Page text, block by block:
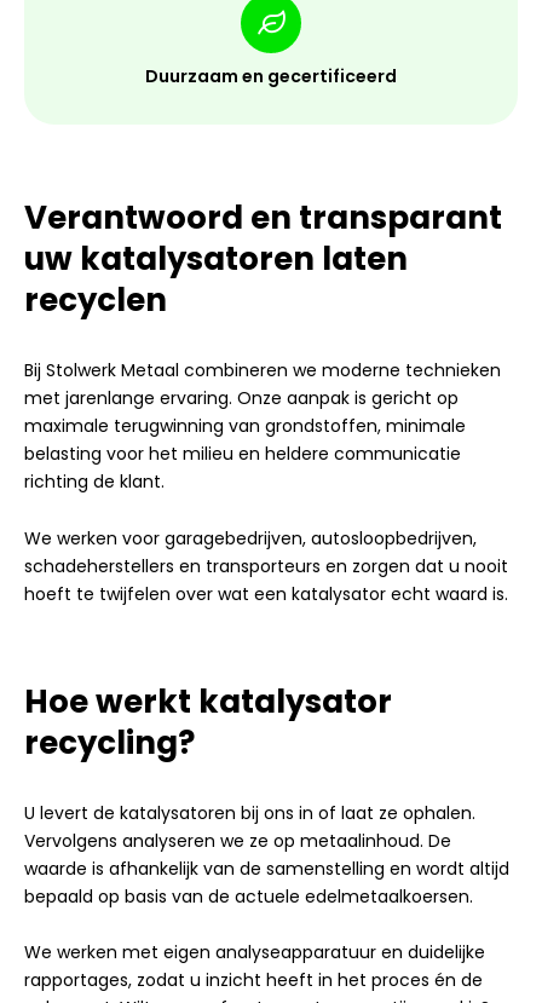
Duurzaam en gecertificeerd
Verantwoord en transparant
uw katalysatoren laten
recyclen
Bij Stolwerk Metaal combineren we moderne technieken
met jarenlange ervaring. Onze aanpak is gericht op
maximale terugwinning van grondstoffen, minimale
belasting voor het milieu en heldere communicatie
richting de klant.
We werken voor garagebedrijven, autosloopbedrijven,
schadeherstellers en transporteurs en zorgen dat u nooit
hoeft te twijfelen over wat een katalysator echt waard is.
Hoe werkt katalysator
recycling?
U levert de katalysatoren bij ons in of laat ze ophalen.
Vervolgens analyseren we ze op metaalinhoud. De
waarde is afhankelijk van de samenstelling en wordt altijd
bepaald op basis van de actuele edelmetaalkoersen.
We werken met eigen analyseapparatuur en duidelijke
rapportages, zodat u inzicht heeft in het proces én de